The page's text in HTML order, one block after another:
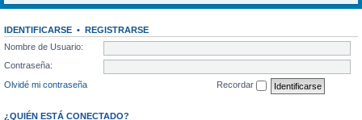
IDENTIFICARSE • REGISTRARSE
Nombre de Usuario:
Contraseña:
Olvidé mi contraseña
Recordar
¿QUIÉN ESTÁ CONECTADO?